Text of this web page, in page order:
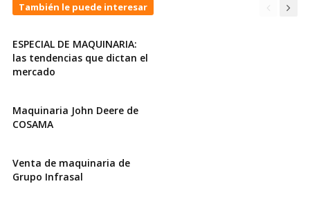
También le puede interesar
ESPECIAL DE MAQUINARIA:
las tendencias que dictan el
mercado
Maquinaria John Deere de
COSAMA
Venta de maquinaria de
Grupo Infrasal